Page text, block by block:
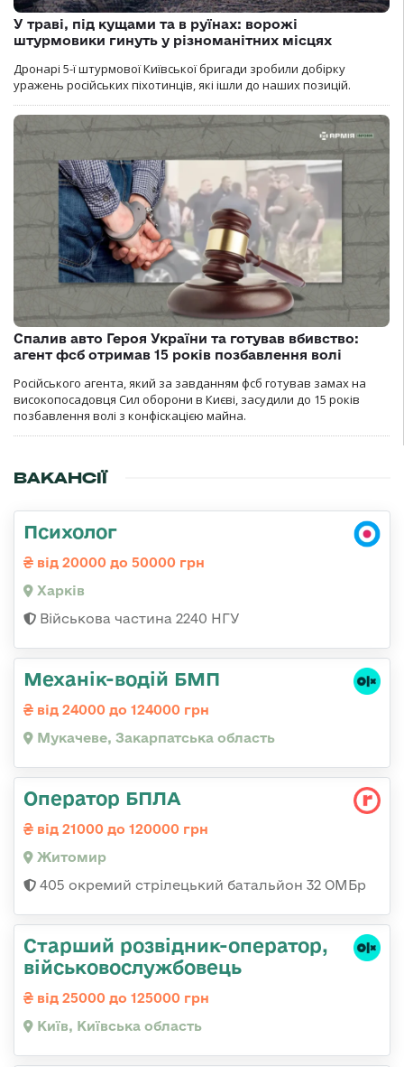
У траві, під кущами та в руїнах: ворожі
штурмовики гинуть у різноманітних місцях
Дронарі 5-ї штурмової Київської бригади зробили добірку
уражень російських піхотинців, які ішли до наших позицій.
Спалив авто Героя України та готував вбивство:
агент фсб отримав 15 років позбавлення волі
Російського агента, який за завданням фсб готував замах на
високопосадовця Сил оборони в Києві, засудили до 15 років
позбавлення волі з конфіскацією майна.
ВАКАНСІЇ
Психолог
від 20000 до 50000 грн
Харків
Військова частина 2240 НГУ
Механік-водій БМП
від 24000 до 124000 грн
Мукачеве, Закарпатська область
Оператор БПЛА
від 21000 до 120000 грн
Житомир
405 окремий стрілецький батальйон 32 ОМБр
Стаpший pозвідник-опеpатоp,
військовослужбовець
від 25000 до 125000 грн
Київ, Київська область